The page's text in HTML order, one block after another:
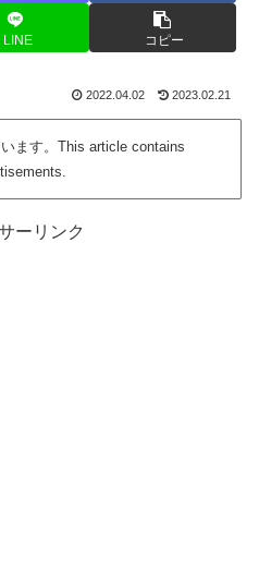
LINE コピー
2022.04.02 2023.02.21
ます。This article contains
ーリンク